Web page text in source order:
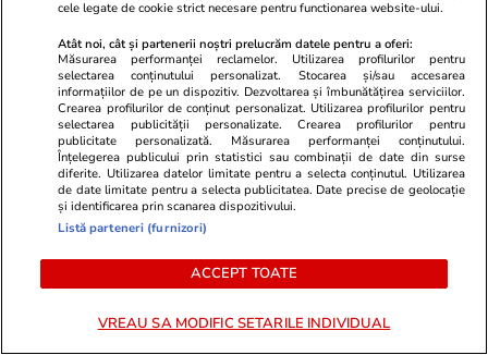
Ce trebuie să conţină în 2026
kitul de siguranţă auto
Lifestyle 15 iul.
cele legate de cookie strict necesare pentru functionarea website-ului.
Atât noi, cât și partenerii noștri prelucrăm datele pentru a oferi:
Măsurarea performanței reclamelor. Utilizarea profilurilor pentru
selectarea conținutului personalizat. Stocarea și/sau accesarea
informațiilor de pe un dispozitiv. Dezvoltarea și îmbunătățirea serviciilor.
Crearea profilurilor de conținut personalizat. Utilizarea profilurilor pentru
selectarea publicității personalizate. Crearea profilurilor pentru
publicitate personalizată. Măsurarea performanței conținutului.
Înțelegerea publicului prin statistici sau combinații de date din surse
diferite. Utilizarea datelor limitate pentru a selecta conținutul. Utilizarea
de date limitate pentru a selecta publicitatea. Date precise de geolocație
și identificarea prin scanarea dispozitivului.
Listă parteneri (furnizori)
ACCEPT TOATE
VREAU SA MODIFIC SETARILE INDIVIDUAL